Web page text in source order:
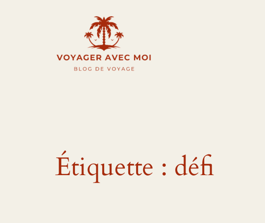
Étiquette : défi